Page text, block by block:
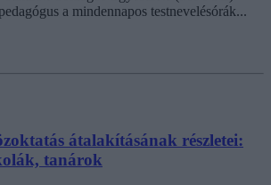
a mindennapos testnevelésórák...
átalakításának részletei:
tanárok